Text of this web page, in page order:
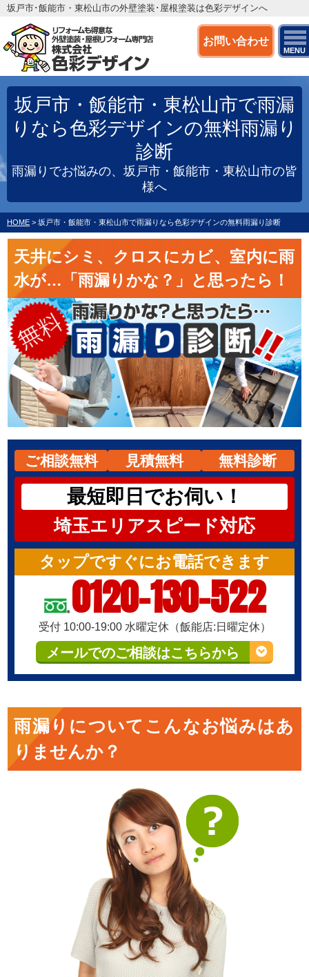
お問い合わせ
MENU
坂戸市･飯能市・東松山市の外壁塗装･屋根塗装は色彩デザインへ
坂戸市・飯能市・東松山市で雨漏
りなら色彩デザインの無料雨漏り
診断
雨漏りでお悩みの、坂戸市・飯能市・東松山市の皆
様へ
HOME > 坂戸市・飯能市・東松山市で雨漏りなら色彩デザインの無料雨漏り診断
天井にシミ、クロスにカビ、室内に雨
水が…「雨漏りかな？」と思ったら！
ご相談無料 見積無料 無料診断
最短即日でお伺い！
埼玉エリアスピード対応
タップですぐにお電話できます
0120-130-522
受付 10:00-19:00 水曜定休（飯能店:日曜定休）
メールでのご相談はこちらから
雨漏り についてこんなお悩みはあ
りませんか？